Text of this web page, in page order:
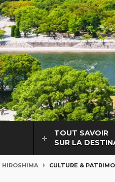
TOUT SAVOIR
SUR LA
HIROSHIMA CULTURE &